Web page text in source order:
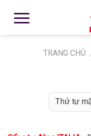
TRANG CHỦ